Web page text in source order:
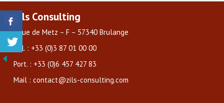
Zils Consulting
3 rue de Metz – F – 57340 Brulange
Tél. : +33 (0)3 87 01 00 00
Port. : +33 (0)6 457 427 83
Mail : contact@zils-consulting.com